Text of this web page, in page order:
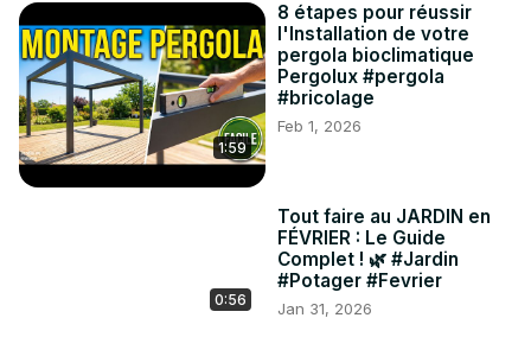
1:59
8 étapes pour réussir
l'Installation de votre
pergola bioclimatique
Pergolux #pergola
#bricolage
Feb 1, 2026
0:56
Tout faire au JARDIN en
FÉVRIER : Le Guide
Complet ! 🌿 #Jardin
#Potager #Fevrier
Jan 31, 2026